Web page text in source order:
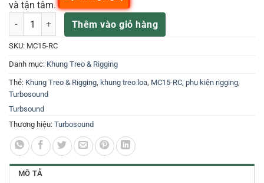
và tận tâm.
MC15-RC Dây xích treo loa MC15-R Turbsound số lượng
Thêm vào giỏ hàng
SKU: MC15-RC
Danh mục: Khung Treo & Rigging
Thẻ: Khung Treo & Rigging, khung treo loa, MC15-RC, phụ kiện rigging,
Turbosound
Turbsound
Thương hiệu: Turbosound
MÔ TẢ